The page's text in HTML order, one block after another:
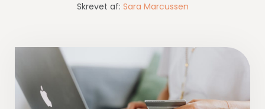
Skrevet af: Sara Marcussen